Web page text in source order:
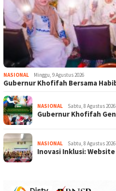
NASIONAL Minggu, 9 Agustus 2026
Gubernur Khofifah Bersama
NASIONAL Sabtu, 8 Agustus 2026
Gubernur Khofifah
NASIONAL Sabtu, 8 Agustus 2026
Inovasi Inklusi: Website